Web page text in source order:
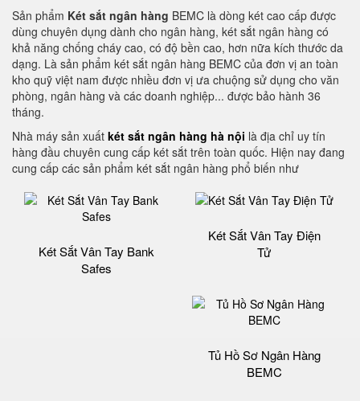
Sản phẩm Két sắt ngân hàng BEMC là dòng két cao cấp được
dùng chuyên dụng dành cho ngân hàng, két sắt ngân hàng có
khả năng chống cháy cao, có độ bền cao, hơn nữa kích thước da
dạng. Là sản phẩm két sắt ngân hàng BEMC của đơn vị an toàn
kho quỹ việt nam được nhiều đơn vị ưa chuộng sử dụng cho văn
phòng, ngân hàng và các doanh nghiệp... được bảo hành 36
tháng.
Nhà máy sản xuất két sắt ngân hàng hà nội là địa chỉ uy tín
hàng đầu chuyên cung cấp két sắt trên toàn quốc. Hiện nay đang
cung cấp các sản phẩm két sắt ngân hàng phổ biến như
Két Sắt Vân Tay Bank
Safes
Két Sắt Vân Tay Điện
Tử
Tủ Hồ Sơ Ngân Hàng
BEMC